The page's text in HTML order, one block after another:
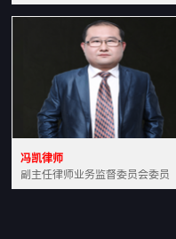
冯凯律师
副主任律师业务监督委员会委员